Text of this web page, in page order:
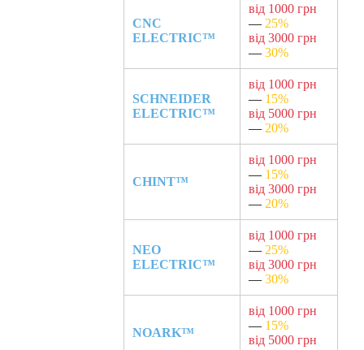
CNC
ELECTRIC™
від 1000 грн
— 25%
від 3000 грн
— 30%
SCHNEIDER
ELECTRIC™
від 1000 грн
— 15%
від 5000 грн
— 20%
CHINT™
від 1000 грн
— 15%
від 3000 грн
— 20%
NEO
ELECTRIC™
від 1000 грн
— 25%
від 3000 грн
— 30%
NOARK™
від 1000 грн
— 15%
від 5000 грн